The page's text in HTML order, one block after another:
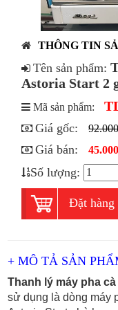
THÔNG TIN
Tên sản phẩm:
Astoria Start 2
Mã sản phẩm:
Giá gốc:
Giá bán:
Số lượng:
Đặt hàng
+ MÔ TẢ SẢN
Thanh lý máy pha
sử dụng là dòng máy